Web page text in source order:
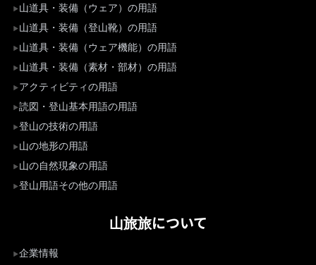
山道具・装備（ウェア）の用語
山道具・装備（登山靴）の用語
山道具・装備（ウェア機能）の用語
山道具・装備（素材・部材）の用語
アクティビティの用語
読図・登山基本用語の用語
登山の技術の用語
山の地形の用語
山の自然現象の用語
登山用語その他の用語
山旅旅について
企業情報